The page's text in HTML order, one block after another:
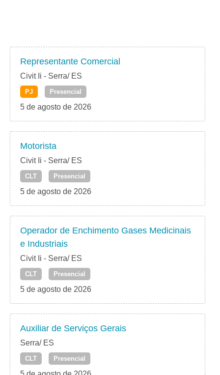
Representante Comercial
Civit Ii - Serra/ ES
PJ Presencial
5 de agosto de 2026
Motorista
Civit Ii - Serra/ ES
CLT Presencial
5 de agosto de 2026
Operador de Enchimento Gases Medicinais
e Industriais
Civit Ii - Serra/ ES
CLT Presencial
5 de agosto de 2026
Auxiliar de Serviços Gerais
Serra/ ES
CLT Presencial